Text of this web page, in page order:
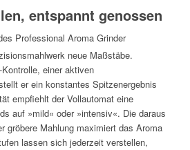
entspannt genossen
Professional Aroma Grinder
neue Maßstäbe.
einer aktiven
er ein konstantes Spitzenergebnis
empfiehlt der Vollautomat eine
auf »mild« oder »intensiv«. Die daraus
gröbere Mahlung maximiert das Aroma
lassen sich jederzeit verstellen,